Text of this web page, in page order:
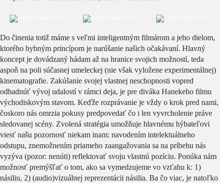
Do činenia totiž máme s veľmi inteligentným filmárom a jeho dielom,
ktorého hybným princípom je narúšanie našich očakávaní. Hlavný
koncept je dovádzaný hádam až na hranice svojich možností, teda
aspoň na poli súčasnej umeleckej (nie však vyložene experimentálnej)
kinematografie. Zakúšanie svojej vlastnej neschopnosti vopred
odhadnúť vývoj udalostí v rámci deja, je pre diváka Hanekeho filmu
východiskovým stavom. Keďže rozprávanie je vždy o krok pred nami,
čoskoro nás omrzia pokusy predpovedať čo i len vyvrcholenie práve
sledovanej scény. Zvolená stratégia umožňuje hlavnému hýbateľovi
viesť našu pozornosť niekam inam: navodením intelektuálneho
odstupu, znemožnením priameho zaangažovania sa na príbehu nás
vyzýva (pozor: nenúti) reflektovať svoju vlastnú pozíciu. Ponúka nám
možnosť premýšľať o tom, ako sa vymedzujeme vo vzťahu k: 1)
násiliu, 2) (audio)vizuálnej reprezentácii násilia. Ba čo viac, je natoľko